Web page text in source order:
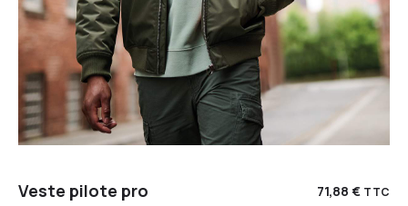
Veste pilote pro 71,88 € TTC